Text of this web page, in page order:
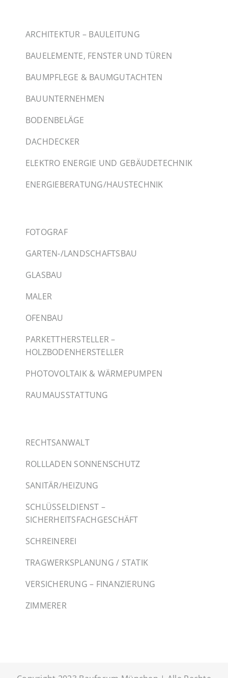
ARCHITEKTUR – BAULEITUNG
BAUELEMENTE, FENSTER UND TÜREN
BAUMPFLEGE & BAUMGUTACHTEN
BAUUNTERNEHMEN
BODENBELÄGE
DACHDECKER
ELEKTRO ENERGIE UND GEBÄUDETECHNIK
ENERGIEBERATUNG/HAUSTECHNIK
FOTOGRAF
GARTEN-/LANDSCHAFTSBAU
GLASBAU
MALER
OFENBAU
PARKETTHERSTELLER –
HOLZBODENHERSTELLER
PHOTOVOLTAIK & WÄRMEPUMPEN
RAUMAUSSTATTUNG
RECHTSANWALT
ROLLLADEN SONNENSCHUTZ
SANITÄR/HEIZUNG
SCHLÜSSELDIENST –
SICHERHEITSFACHGESCHÄFT
SCHREINEREI
TRAGWERKSPLANUNG / STATIK
VERSICHERUNG – FINANZIERUNG
ZIMMERER